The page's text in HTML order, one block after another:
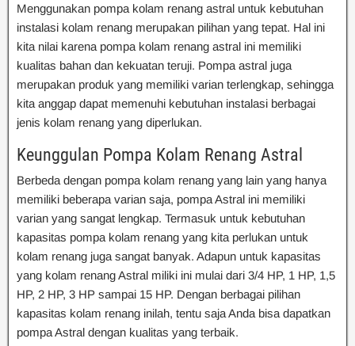
Menggunakan pompa kolam renang astral untuk kebutuhan
instalasi kolam renang merupakan pilihan yang tepat. Hal ini
kita nilai karena pompa kolam renang astral ini memiliki
kualitas bahan dan kekuatan teruji. Pompa astral juga
merupakan produk yang memiliki varian terlengkap, sehingga
kita anggap dapat memenuhi kebutuhan instalasi berbagai
jenis kolam renang yang diperlukan.
Keunggulan Pompa Kolam Renang Astral
Berbeda dengan pompa kolam renang yang lain yang hanya
memiliki beberapa varian saja, pompa Astral ini memiliki
varian yang sangat lengkap. Termasuk untuk kebutuhan
kapasitas pompa kolam renang yang kita perlukan untuk
kolam renang juga sangat banyak. Adapun untuk kapasitas
yang kolam renang Astral miliki ini mulai dari 3/4 HP, 1 HP, 1,5
HP, 2 HP, 3 HP sampai 15 HP. Dengan berbagai pilihan
kapasitas kolam renang inilah, tentu saja Anda bisa dapatkan
pompa Astral dengan kualitas yang terbaik.